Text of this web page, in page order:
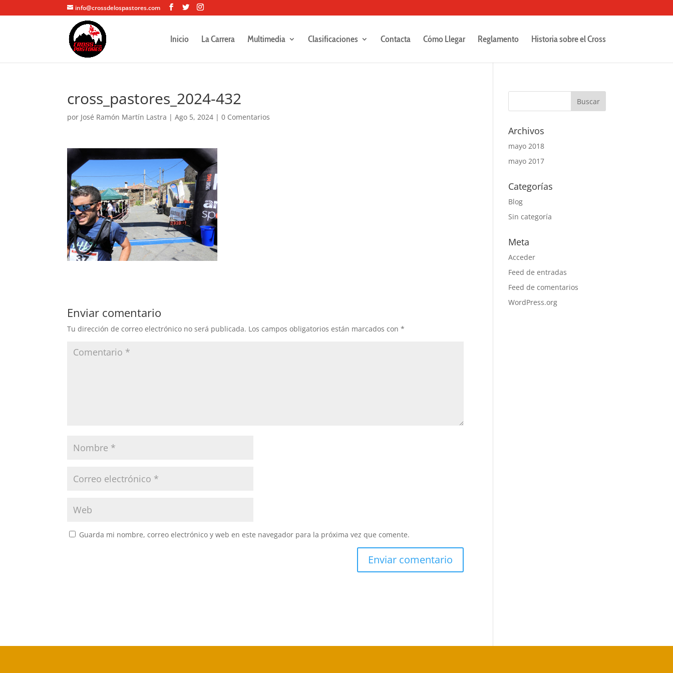
info@crossdelospastores.com
Inicio La Carrera Multimedia Clasificaciones Contacta Cómo Llegar Reglamento Historia sobre el Cross
cross_pastores_2024-432
por José Ramón Martín Lastra |Ago 5, 2024 |0 Comentarios
Enviar comentario
Tu dirección de correo electrónico no será publicada. Los campos obligatorios están marcados con*
Guarda mi nombre, correo electrónico y web en este navegador para la próxima vez que comente.
Archivos
mayo 2018
mayo 2017
Categorías
Blog
Sin categoría
Meta
Acceder
Feed de entradas
Feed de comentarios
WordPress.org